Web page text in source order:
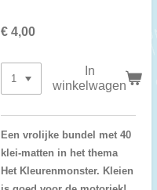
€ 4,00
In
winkelwagen
Een vrolijke bundel met 40
klei-matten in het thema
Het Kleurenmonster. Kleien